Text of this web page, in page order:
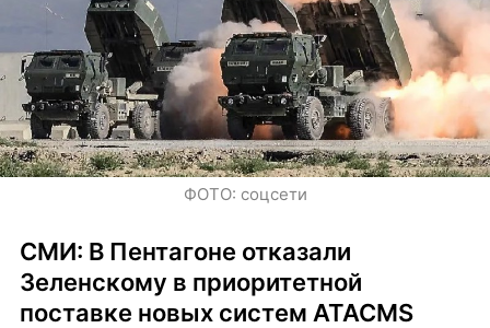
ФОТО: соцсети
СМИ: В Пентагоне отказали
Зеленскому в приоритетной
поставке новых систем ATACMS